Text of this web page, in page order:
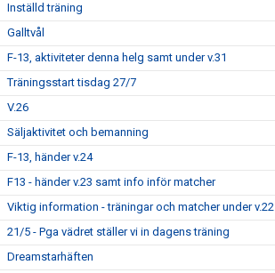
Inställd träning
Galltvål
F-13, aktiviteter denna helg samt under v.31
Träningsstart tisdag 27/7
V.26
Säljaktivitet och bemanning
F-13, händer v.24
F13 - händer v.23 samt info inför matcher
Viktig information - träningar och matcher under v.22
21/5 - Pga vädret ställer vi in dagens träning
Dreamstarhäften